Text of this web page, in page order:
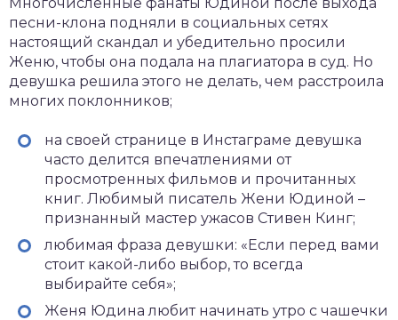
песни-клона подняли в социальных сетях
настоящий скандал и убедительно просили
Женю, чтобы она подала на плагиатора в суд. Но
девушка решила этого не делать, чем расстроила
многих поклонников;
на своей странице в Инстаграме девушка
часто делится впечатлениями от
просмотренных фильмов и прочитанных
книг. Любимый писатель Жени Юдиной –
признанный мастер ужасов Стивен Кинг;
любимая фраза девушки: «Если перед вами
стоит какой-либо выбор, то всегда
выбирайте себя»;
Женя Юдина любит начинать утро с чашечки